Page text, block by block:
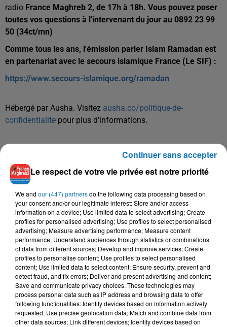
radio France Maghreb 2, de 17h à 18h. Vous pouvez poser
toutes vos questions à l'intervenant du jour au 0892 23 99
50 (34ct/mn)
Comme tous les ans, l'émission parler Islam Ramadan est
en partenariat avec le secours islamique France (Le SIF) :
https://www.secours-islamique.org/ramadan
Hébergé par Ausha. Visitez ausha.co/politique-de-
confidentialite pour plus d'informations.
TITRES DIFFUSÉS
TALBI ONE
Alach Diri Alia
DJ SOUHIL, MEZIANE
AMICHE
BILEL TACCHINI, KAYNA
SAMET
Le respect de votre vie privée est notre priorité
We and our (447) partnersdo the following data processing based on
your consent and/or our legitimate interest: Store and/or access
information on a device; Use limited data to select advertising; Create
profiles for personalised advertising; Use profiles to select personalised
advertising; Measure advertising performance; Measure content
performance; Understand audiences through statistics or combinations
of data from different sources; Develop and improve services; Create
profiles to personalise content; Use profiles to select personalised
content; Use limited data to select content; Ensure security, prevent and
detect fraud, and fix errors; Deliver and present advertising and content;
Save and communicate privacy choices. These technologies may
process personal data such as IP address and browsing data to offer
following functionalities: Identify devices based on information actively
requested; Use precise geolocation data; Match and combine data from
other data sources; Link different devices; Identify devices based on
Continuer sans accepter